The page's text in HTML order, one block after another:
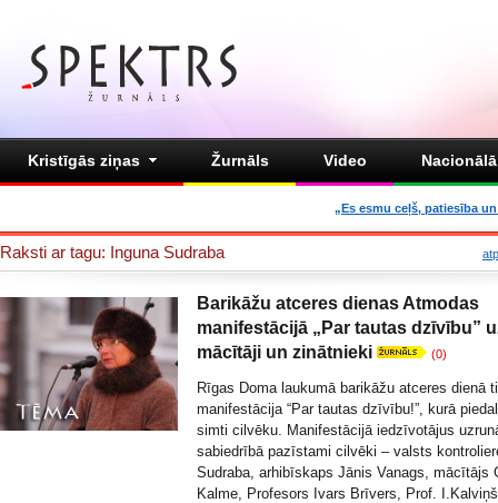
Kristīgās ziņas Žurnāls Video
„Es esmu ceļš, patiesība
Raksti ar tagu: Inguna Sudraba
Barikāžu atceres dienas Atmodas
manifestācijā „Par tautas dzīvību”
mācītāji un zinātnieki
(0)
Rīgas Doma laukumā barikāžu atceres dienā
manifestācija “Par tautas dzīvību!”, kurā
simti cilvēku. Manifestācijā iedzīvotājus
sabiedrībā pazīstami cilvēki – valsts
Sudraba, arhibīskaps Jānis Vanags, mācītājs
Kalme, Profesors Ivars Brīvers, Prof.